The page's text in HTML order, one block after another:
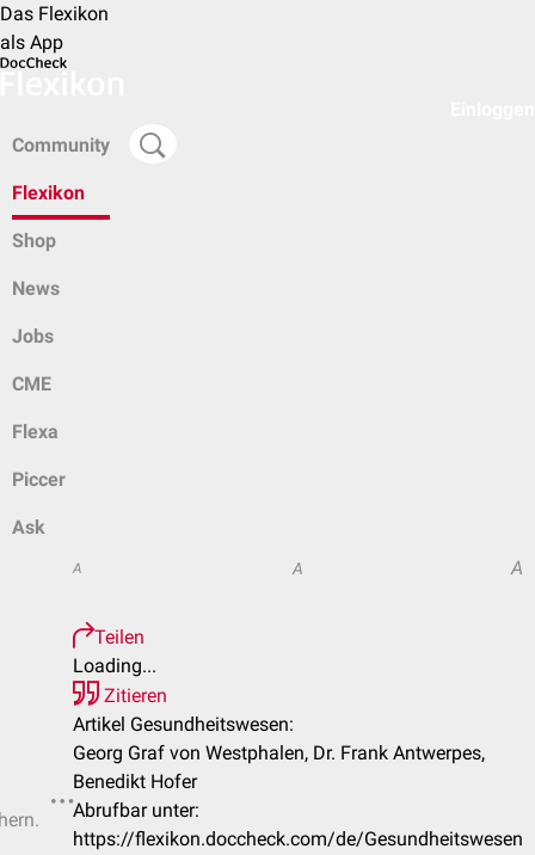
Das Flexikon
als App
Community
Flexikon
Shop
News
Jobs
CME
Flexa
Piccer
Ask
A A A
Teilen
Loading...
Zitieren
Artikel Gesundheitswesen:
Georg Graf von Westphalen, Dr. Frank Antwerpes,
Benedikt Hofer
Abrufbar unter:
https://flexikon.doccheck.com/de/Gesundheitswesen